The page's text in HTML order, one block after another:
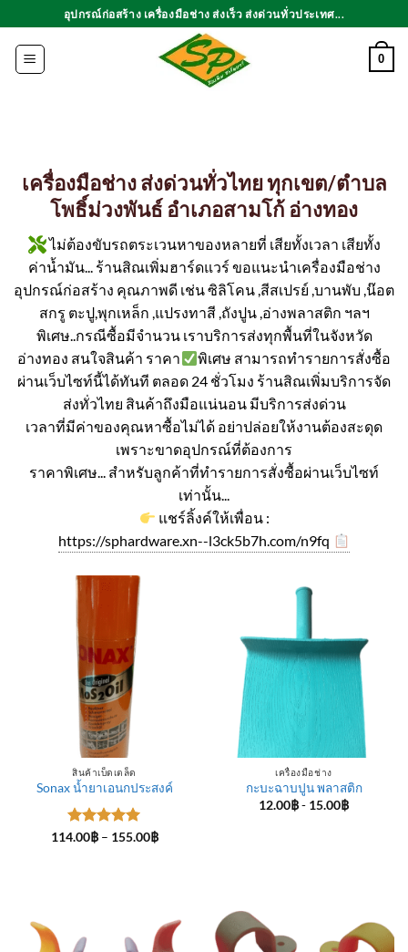
ไป
เนื้อหา
อุปกรณ์ก่อสร้าง เครื่องมือช่าง ส่งเร็ว ส่งด่วนทั่วประเทศ...
0
เครื่องมือช่าง ส่งด่วนทั่วไทย ทุกเขต/ตำบล
โพธิ์ม่วงพันธ์ อำเภอสามโก้ อ่างทอง
ไม่ต้องขับรถตระเวนหาของหลายที่ เสียทั้งเวลา เสียทั้ง
ค่าน้ำมัน... ร้านสิณเพิ่มฮาร์ดแวร์ ขอแนะนำเครื่องมือช่าง
อุปกรณ์ก่อสร้าง คุณภาพดี เช่น ซิลิโคน ,สีสเปรย์ ,บานพับ ,น๊อต
สกรู ตะปู,พุกเหล็ก ,แปรงทาสี ,ถังปูน ,อ่างพลาสติก ฯลฯ
พิเศษ..กรณีซื้อมีจำนวน เราบริการส่งทุกพื้นที่ในจังหวัด
อ่างทอง สนใจสินค้า ราคา
พิเศษ สามารถทำรายการสั่งซื้อ
ผ่านเว็บไซท์นี้ได้ทันที ตลอด 24 ชั่วโมง ร้านสิณเพิ่มบริการจัด
ส่งทั่วไทย สินค้าถึงมือแน่นอน มีบริการส่งด่วน
เวลาที่มีค่าของคุณหาซื้อไม่ได้ อย่าปล่อยให้งานต้องสะดุด
เพราะขาดอุปกรณ์ที่ต้องการ
ราคาพิเศษ... สำหรับลูกค้าที่ทำรายการสั่งซื้อผ่านเว็บไซท์
เท่านั้น...
แชร์ลิ้งค์ให้เพื่อน :
https://sphardware.xn--l3ck5b7h.com/n9fq
สินค้าเบ็ดเตล็ด
Sonax น้ำยาเอนกประสงค์
ให้คะแนน
114.00฿ – 155.00฿Price
เครื่องมือช่าง
กะบะฉาบปูน พลาสติก
12.00฿- 15.00฿